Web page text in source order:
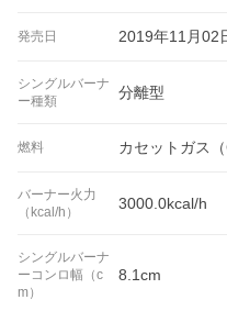
発売日 2019年11月02
シングルバーナ
ー種類
分離型
燃料 カセットガス（
バーナー火力
（kcal/h）
3000.0kcal/h
シングルバーナ
ーコンロ幅（c
m）
8.1cm